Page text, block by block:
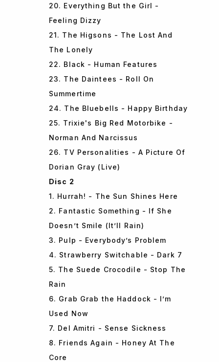
20. Everything But the Girl -
Feeling Dizzy
21. The Higsons - The Lost And
The Lonely
22. Black - Human Features
23. The Daintees - Roll On
Summertime
24. The Bluebells - Happy Birthday
25. Trixie's Big Red Motorbike -
Norman And Narcissus
26. TV Personalities - A Picture Of
Dorian Gray (Live)
Disc 2
1. Hurrah! - The Sun Shines Here
2. Fantastic Something - If She
Doesn’t Smile (It’ll Rain)
3. Pulp - Everybody’s Problem
4. Strawberry Switchable - Dark 7
5. The Suede Crocodile - Stop The
Rain
6. Grab Grab the Haddock - I’m
Used Now
7. Del Amitri - Sense Sickness
8. Friends Again - Honey At The
Core